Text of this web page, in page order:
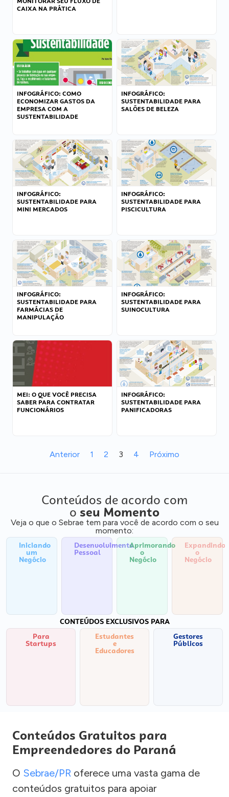
CAIXA NA PRÁTICA
INFOGRÁFICO: COMO
ECONOMIZAR GASTOS DA
EMPRESA COM A
SUSTENTABILIDADE
INFOGRÁFICO:
SUSTENTABILIDADE PARA
SALÕES DE BELEZA
INFOGRÁFICO:
SUSTENTABILIDADE PARA
MINI MERCADOS
INFOGRÁFICO:
SUSTENTABILIDADE PARA
PISCICULTURA
INFOGRÁFICO:
SUSTENTABILIDADE PARA
FARMÁCIAS DE
MANIPULAÇÃO
INFOGRÁFICO:
SUSTENTABILIDADE PARA
SUINOCULTURA
MEI: O QUE VOCÊ PRECISA
SABER PARA CONTRATAR
FUNCIONÁRIOS
INFOGRÁFICO:
SUSTENTABILIDADE PARA
PANIFICADORAS
Anterior 1 2 3 4 Próximo
Conteúdos de acordo com
o seu Momento
Veja o que o Sebrae tem para você de acordo com o seu
momento:
Iniciando
um
Negócio
Desenvolvimento
Pessoal
Aprimorando
o
Negócio
Expandindo
o
Negócio
CONTEÚDOS EXCLUSIVOS PARA
Para
Startups
Estudantes
e
Educadores
Gestores
Públicos
Conteúdos Gratuitos para
Empreendedores do Paraná
O Sebrae/PR oferece uma vasta gama de
conteúdos gratuitos para apoiar